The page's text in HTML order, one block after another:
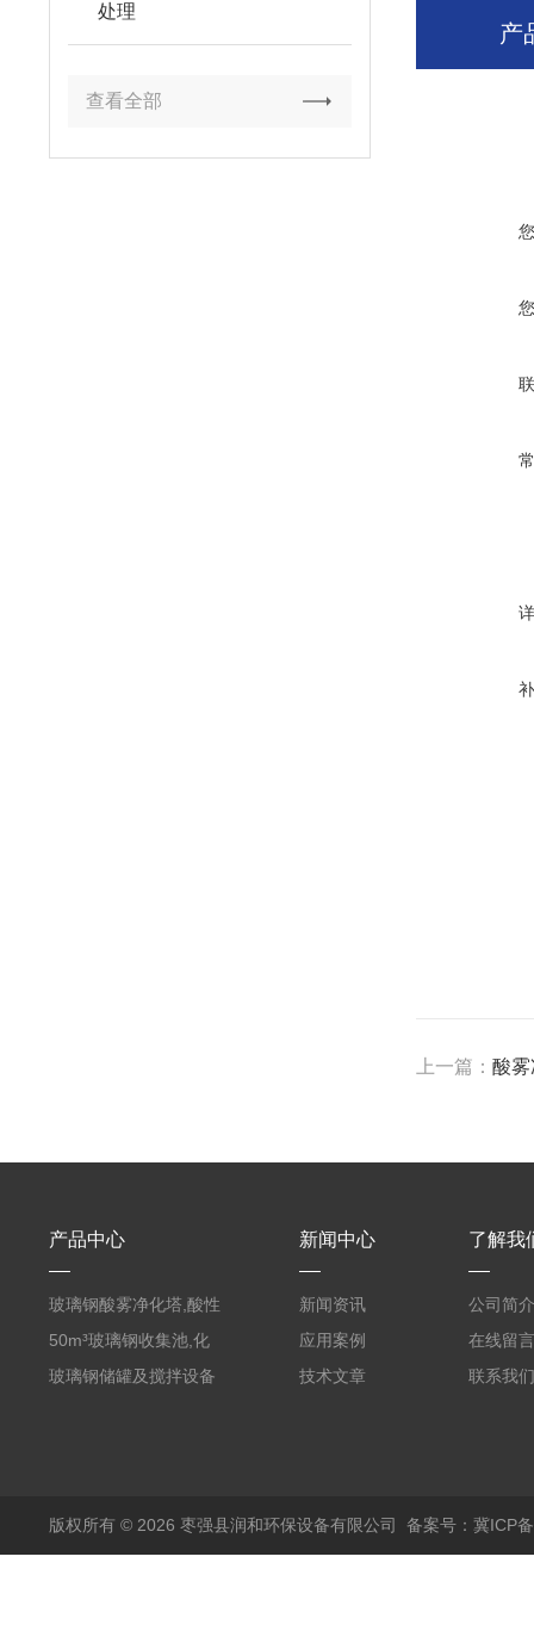
处理
查看全部
产
上一篇：酸
产品中心
玻璃钢酸雾净化塔,酸性
废气洗涤塔处理工艺
50m³玻璃钢收集池,化
粪罐
玻璃钢储罐及搅拌设备
新闻中心
新闻资讯
应用案例
技术文章
了解我
公司简介
在线留言
联系我们
版权所有 © 2026 枣强县润和环保设备有限公司 备案号：冀ICP